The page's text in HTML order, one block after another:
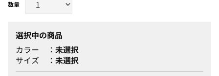
選択中の商品
カラー
未選択
サイズ
未選択